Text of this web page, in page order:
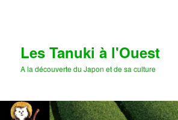
Les Tanuki à l'Ouest
A la découverte du Japon et de sa culture